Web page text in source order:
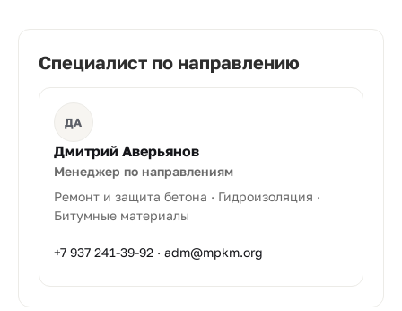
Специалист по направлению
ДА
Дмитрий Аверьянов
Менеджер по направлениям
Ремонт и защита бетона · Гидроизоляция ·
Битумные материалы
+7 937 241-39-92 · adm@mpkm.org